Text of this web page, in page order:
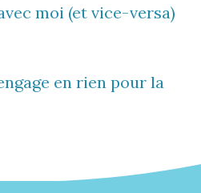
en rien pour la